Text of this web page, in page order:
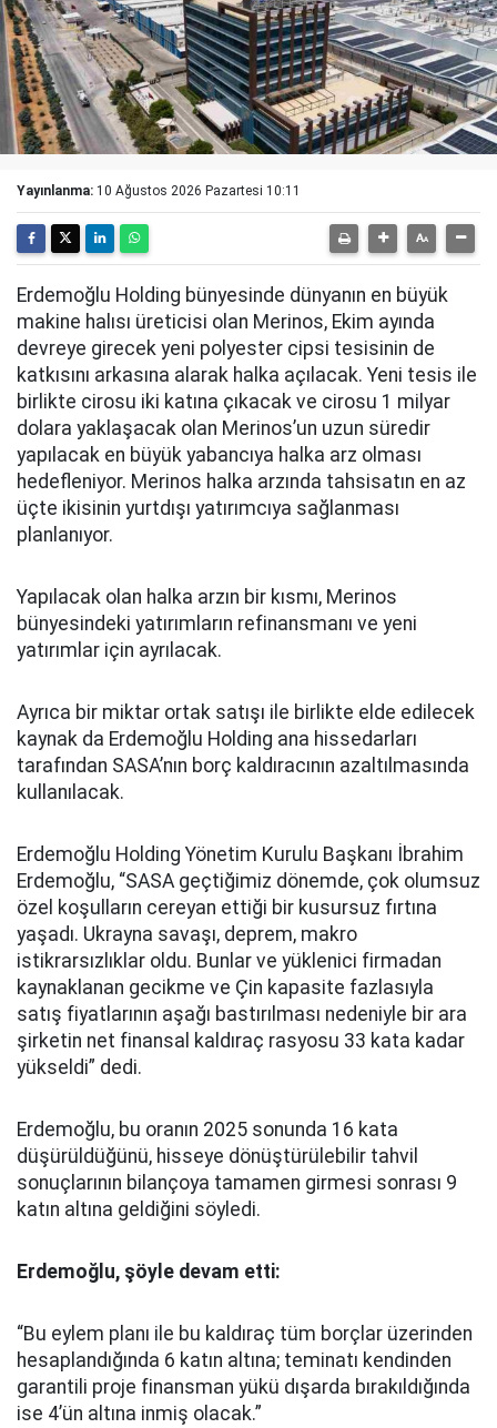
Yayınlanma: 10 Ağustos 2026 Pazartesi 10:11
Erdemoğlu Holding bünyesinde dünyanın en büyük
makine halısı üreticisi olan Merinos, Ekim ayında
devreye girecek yeni polyester cipsi tesisinin de
katkısını arkasına alarak halka açılacak. Yeni tesis ile
birlikte cirosu iki katına çıkacak ve cirosu 1 milyar
dolara yaklaşacak olan Merinos’un uzun süredir
yapılacak en büyük yabancıya halka arz olması
hedefleniyor. Merinos halka arzında tahsisatın en az
üçte ikisinin yurtdışı yatırımcıya sağlanması
planlanıyor.
Yapılacak olan halka arzın bir kısmı, Merinos
bünyesindeki yatırımların refinansmanı ve yeni
yatırımlar için ayrılacak.
Ayrıca bir miktar ortak satışı ile birlikte elde edilecek
kaynak da Erdemoğlu Holding ana hissedarları
tarafından SASA’nın borç kaldıracının azaltılmasında
kullanılacak.
Erdemoğlu Holding Yönetim Kurulu Başkanı İbrahim
Erdemoğlu, “SASA geçtiğimiz dönemde, çok olumsuz
özel koşulların cereyan ettiği bir kusursuz fırtına
yaşadı. Ukrayna savaşı, deprem, makro
istikrarsızlıklar oldu. Bunlar ve yüklenici firmadan
kaynaklanan gecikme ve Çin kapasite fazlasıyla
satış fiyatlarının aşağı bastırılması nedeniyle bir ara
şirketin net finansal kaldıraç rasyosu 33 kata kadar
yükseldi” dedi.
Erdemoğlu, bu oranın 2025 sonunda 16 kata
düşürüldüğünü, hisseye dönüştürülebilir tahvil
sonuçlarının bilançoya tamamen girmesi sonrası 9
katın altına geldiğini söyledi.
Erdemoğlu, şöyle devam etti:
“Bu eylem planı ile bu kaldıraç tüm borçlar üzerinden
hesaplandığında 6 katın altına; teminatı kendinden
garantili proje finansman yükü dışarda bırakıldığında
ise 4’ün altına inmiş olacak.”